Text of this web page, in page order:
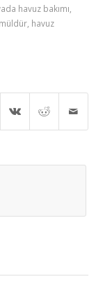
havuz bakımı
, havuz